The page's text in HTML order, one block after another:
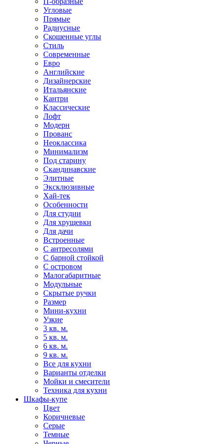
Угловые
Прямые
Радиусные
Скошенные углы
Стиль
Современные
Евро
Английские
Дизайнерские
Итальянские
Кантри
Классические
Лофт
Модерн
Прованс
Неоклассика
Минимализм
Под старину
Скандинавские
Элитные
Эксклюзивные
Хай-тек
Особенности
Для студии
Для хрущевки
Для дачи
Встроенные
С антресолями
С барной стойкой
С островом
Малогабаритные
Модульные
Скрытые ручки
Размер
Мини-кухни
Узкие
3 кв. м.
5 кв. м.
6 кв. м.
9 кв. м.
Все для кухни
Варианты отделки
Мойки и смесители
Техника для кухни
Шкафы-купе
Цвет
Коричневые
Серые
Темные